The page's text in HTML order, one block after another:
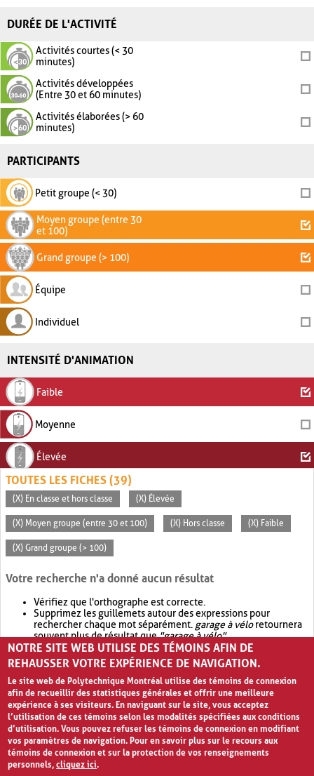
DURÉE DE L'ACTIVITÉ
Activités courtes (< 30
minutes)
Activités développées
(Entre 30 et 60 minutes)
Activités élaborées (> 60
minutes)
PARTICIPANTS
Petit groupe (< 30)
Moyen groupe (entre 30
et 100)
Grand groupe (> 100)
Équipe
Individuel
INTENSITÉ D'ANIMATION
Faible
Moyenne
Élevée
TOUTES LES FICHES (39)
(X) En classe et hors classe (X) Élevée
(X) Moyen groupe (entre 30 et 100) (X) Hors classe (X) Faible
(X) Grand groupe (> 100)
Votre recherche n'a donné aucun résultat
Vérifiez que l'orthographe est correcte.
Supprimez les guillemets autour des expressions pour
rechercher chaque mot séparément. garage à véloretournera
souvent plus de résultat que"garage à vélo".
Envisagez d'élargir votre recherche avec OR.garage OR vélo
retournera souvent plus de résultat quegarage à vélo
NOTRE SITE WEB UTILISE DES TÉMOINS AFIN DE
REHAUSSER VOTRE EXPÉRIENCE DE NAVIGATION.
Le site web de Polytechnique Montréal utilise des témoins de connexion
afin de recueillir des statistiques générales et offrir une meilleure
expérience à ses visiteurs. En naviguant sur le site, vous acceptez
l’utilisation de ces témoins selon les modalités spécifiées aux conditions
d’utilisation. Vous pouvez refuser les témoins de connexion en modifiant
vos paramètres de navigation. Pour en savoir plus sur le recours aux
témoins de connexion et sur la protection de vos renseignements
personnels,cliquez ici.